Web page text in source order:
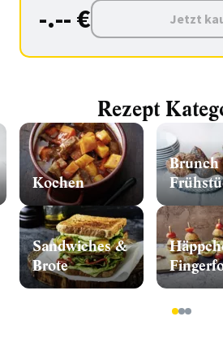
-.-- € Jetzt
Rezept
Kochen
Sandwiches &
Brote
123